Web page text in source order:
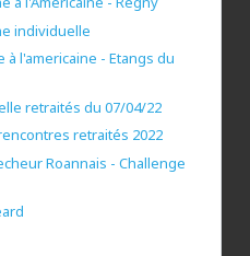
individuelle
à l'americaine - Etangs du
retraités du 07/04/22
retraités 2022
Roannais - Challenge